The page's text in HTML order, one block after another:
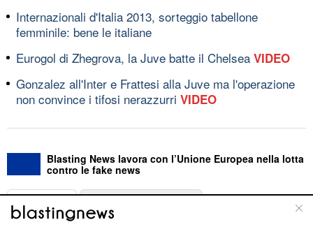
Internazionali d'Italia 2013, sorteggio tabellone
femminile: bene le italiane
Eurogol di Zhegrova, la Juve batte il Chelsea VIDEO
Gonzalez all'Inter e Frattesi alla Juve ma l'operazione
non convince i tifosi nerazzurri VIDEO
Blasting News lavora con l’Unione Europea nella lotta
contro le fake news
ABOUT